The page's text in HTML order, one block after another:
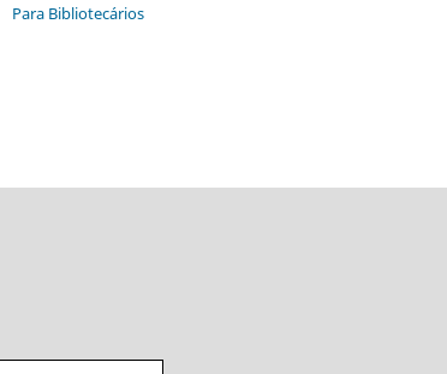
Para Bibliotecários